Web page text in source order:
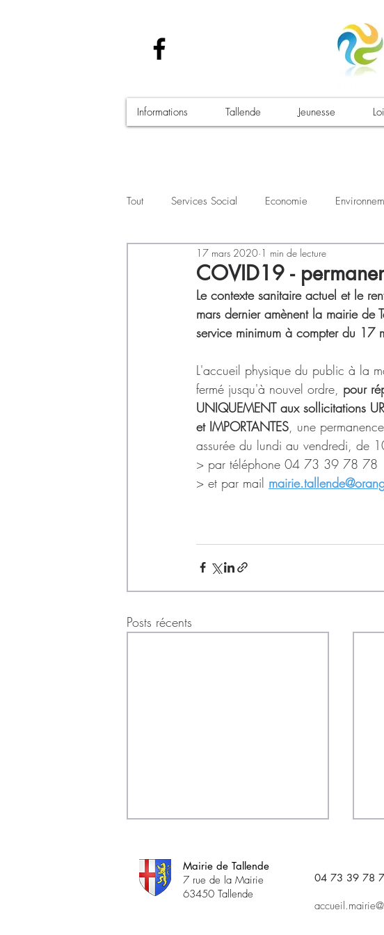
Informations Tallende Jeunesse
Tout Services Social Economie
Santé - Covid-19 Culture Manifestations
COVID19 -
17 mars 2020 1 min de lecture
Le contexte sanitaire actuel et le
mars dernier amènent la mairie de
service minimum à compter du 17
L'accueil physique du public à la
fermé jusqu'à nouvel ordre, pour
UNIQUEMENT aux sollicitations
et IMPORTANTES, une
assurée du lundi au vendredi, de
> par téléphone 04 73 39 78 78​
> et par mail
Posts récents
Mairie de Tallende
7 rue de la Mairie
63450 Tallende
04 73 39 78